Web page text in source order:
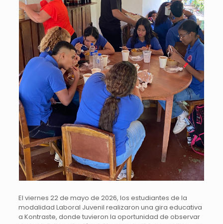
El viernes 22 de mayo de 2026, los estudiantes de la
modalidad Laboral Juvenil realizaron una gira educativa
a Kontraste, donde tuvieron la oportunidad de observar